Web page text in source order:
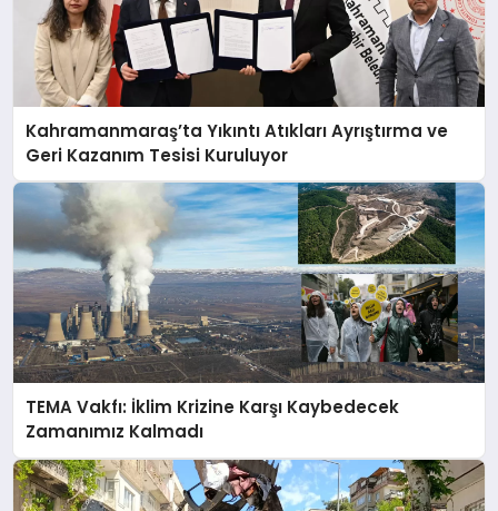
Kahramanmaraş’ta Yıkıntı Atıkları Ayrıştırma ve
Geri Kazanım Tesisi Kuruluyor
TEMA Vakfı: İklim Krizine Karşı Kaybedecek
Zamanımız Kalmadı